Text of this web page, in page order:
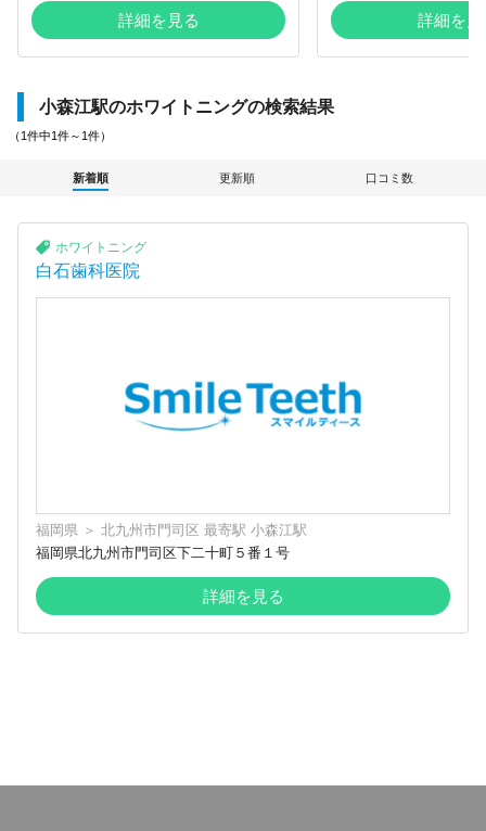
詳細を見る 詳細を見
小森江駅のホワイトニングの検索結果
（1件中1件～1件）
新着順 更新順 口コミ数
ホワイトニング
白石歯科医院
福岡県 ＞ 北九州市門司区 最寄駅 小森江駅
福岡県北九州市門司区下二十町５番１号
詳細を見る